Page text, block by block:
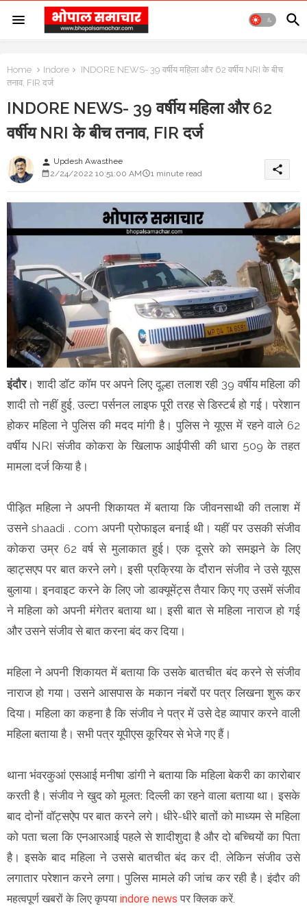
Home Indore
INDORE NEWS- 39 वर्षीय महिला और 62 वर्षीय NRI के बीच
तनाव, FIR दर्ज
INDORE NEWS- 39 वर्षीय महिला और 62
वर्षीय NRI के बीच तनाव, FIR दर्ज
person Updesh Awasthee
2/24/2022 10:51:00 AM
1 minute read share
इंदौर। शादी डॉट कॉम पर अपने लिए दूल्हा तलाश रही 39 वर्षीय महिला की
शादी तो नहीं हुई, उल्टा पर्सनल लाइफ पूरी तरह से डिस्टर्ब हो गई। परेशान
होकर महिला ने पुलिस की मदद मांगी है। पुलिस ने यूएस में रहने वाले 62
वर्षीय NRI संजीव कोकरा के खिलाफ आईपीसी की धारा 509 के तहत
मामला दर्ज किया है।
पीड़ित महिला ने अपनी शिकायत में बताया कि जीवनसाथी की तलाश में
उसने shaadi . com अपनी प्रोफाइल बनाई थी। यहीं पर उसकी संजीव
कोकरा उम्र 62 वर्ष से मुलाकात हुई। एक दूसरे को समझने के लिए
व्हाट्सएप पर बात करने लगे। इसी प्रक्रिया के दौरान संजीव ने उसे यूएस
बुलाया। इनवाइट करने के लिए जो डाक्यूमेंट्स तैयार किए गए उसमें संजीव
ने महिला को अपनी मंगेतर बताया था। इसी बात से महिला नाराज हो गई
और उसने संजीव से बात करना बंद कर दिया।
महिला ने अपनी शिकायत में बताया कि उसके बातचीत बंद करने से संजीव
नाराज हो गया। उसने आसपास के मकान नंबरों पर पत्र लिखना शुरू कर
दिया। महिला का कहना है कि संजीव ने पत्र में उसे देह व्यापार करने वाली
महिला बताया है। सभी पत्र यूपीएस कूरियर से भेजे गए हैं।
थाना भंवरकुआं एसआई मनीषा डांगी ने बताया कि महिला बेकरी का कारोबार
करती है। संजीव ने खुद को मूलत: दिल्ली का रहने वाला बताया था। इसके
बाद दोनों वॉट्सऐप पर बात करने लगे। धीरे-धीरे बातों को माध्यम से महिला
को पता चला कि एनआरआई पहले से शादीशुदा है और दो बच्चियों का पिता
है। इसके बाद महिला ने उससे बातचीत बंद कर दी, लेकिन संजीव उसे
लगातार परेशान करने लगा। पुलिस मामले की जांच कर रही है।इंदौर की
महत्वपूर्ण खबरों के लिए कृपया indore news पर क्लिक करें.